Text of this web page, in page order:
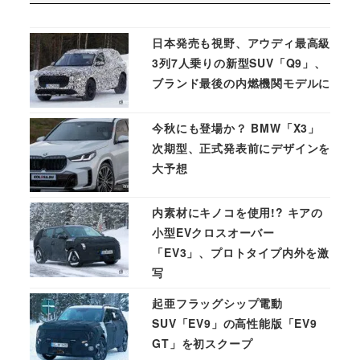
日本発売も視野、アウディ最高級
3列7人乗りの新型SUV「Q9」、
ブランド最後の内燃機関モデルに
今秋にも登場か？ BMW「X3」
次期型、正式発表前にデザインを
大予想
内素材にキノコを使用!? キアの
小型EVクロスオーバー
「EV3」、プロトタイプ内外を激
写
起亜フラッグシップ電動
SUV「EV9」の高性能版「EV9
GT」を初スクープ